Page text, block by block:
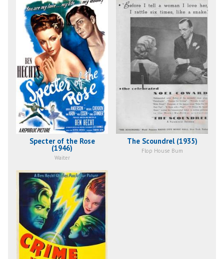
Specter of the Rose
(1946)
Waiter
The Scoundrel (1935)
Flop House Bum